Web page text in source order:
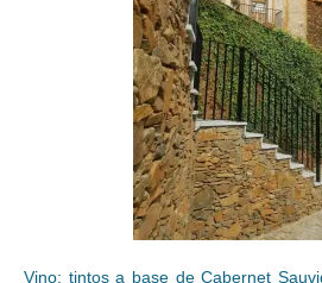
Vino: tintos a base de Cabernet